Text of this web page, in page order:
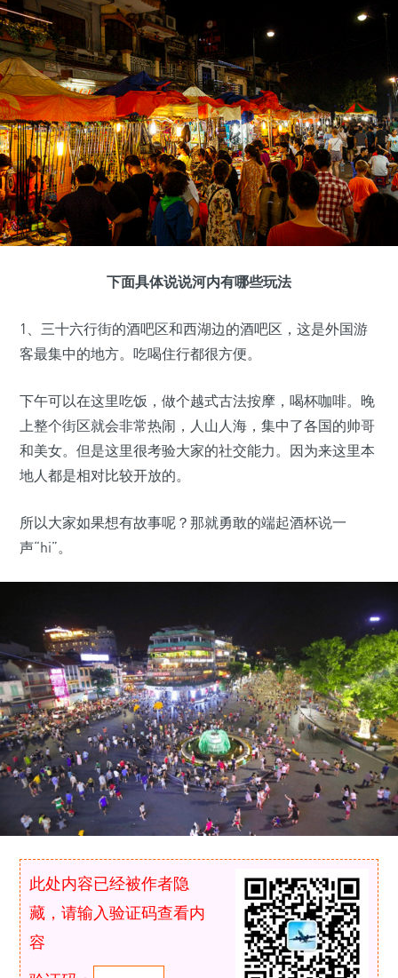
下面具体说说河内有哪些玩法
1、三十六行街的酒吧区和西湖边的酒吧区，这是外国游
客最集中的地方。吃喝住行都很方便。
下午可以在这里吃饭，做个越式古法按摩，喝杯咖啡。晚
上整个街区就会非常热闹，人山人海，集中了各国的帅哥
和美女。但是这里很考验大家的社交能力。因为来这里本
地人都是相对比较开放的。
所以大家如果想有故事呢？那就勇敢的端起酒杯说一
声“hi”。
此处内容已经被作者隐
藏，请输入验证码查看内
容